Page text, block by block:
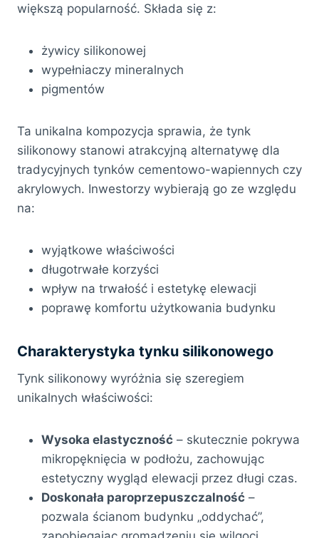
większą popularność. Składa się z:
żywicy silikonowej
wypełniaczy mineralnych
pigmentów
Ta unikalna kompozycja sprawia, że tynk
silikonowy stanowi atrakcyjną alternatywę dla
tradycyjnych tynków cementowo-wapiennych czy
akrylowych. Inwestorzy wybierają go ze względu
na:
wyjątkowe właściwości
długotrwałe korzyści
wpływ na trwałość i estetykę elewacji
poprawę komfortu użytkowania budynku
Charakterystyka tynku silikonowego
Tynk silikonowy wyróżnia się szeregiem
unikalnych właściwości:
Wysoka elastyczność – skutecznie pokrywa
mikropęknięcia w podłożu, zachowując
estetyczny wygląd elewacji przez długi czas.
Doskonała paroprzepuszczalność –
pozwala ścianom budynku „oddychać”,